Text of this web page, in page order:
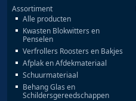
Assortiment
Alle producten
Kwasten Blokwitters en
Penselen
Verfrollers Roosters en Bakjes
Afplak en Afdekmateriaal
Schuurmateriaal
Behang Glas en
Schildersgereedschappen